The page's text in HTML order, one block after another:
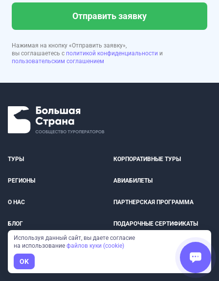
Отправить заявку
Нажимая на кнопку «Отправить заявку»,
вы соглашаетесь с политикой конфиденциальности и
пользовательским соглашением
ТУРЫ КОРПОРАТИВНЫЕ ТУРЫ
РЕГИОНЫ АВИАБИЛЕТЫ
О НАС ПАРТНЕРСКАЯ ПРОГРАММА
БЛОГ ПОДАРОЧНЫЕ СЕРТИФИКАТЫ
КОНТАКТЫ МЫ В СМИ
ОПЛАТА СТРАХОВКА ПУТЕШЕСТВЕННИКОВ
Используя данный сайт, вы даете согласие
на использование файлов куки (cookie)
OK